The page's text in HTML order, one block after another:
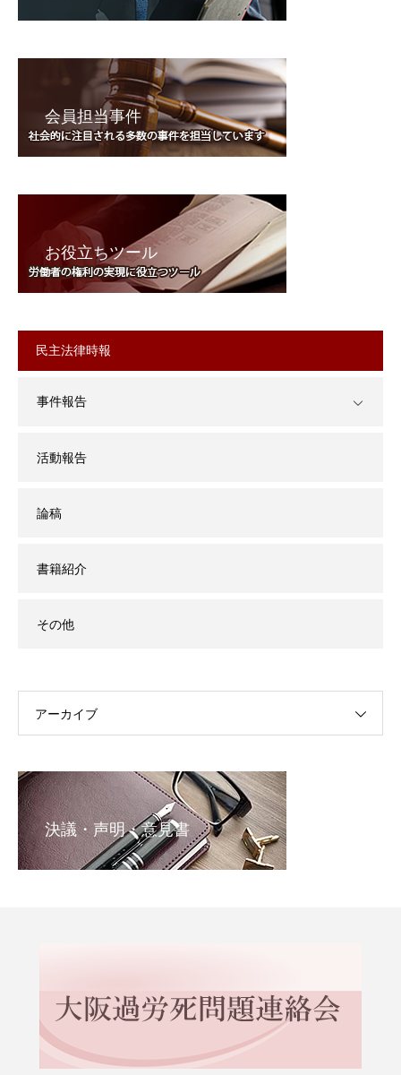
会員担当事件
お役立ちツール
民主法律時報
事件報告
活動報告
論稿
書籍紹介
その他
アーカイブ
決議・声明・意見書